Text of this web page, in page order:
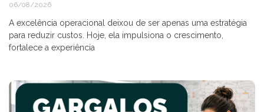
06/08/2026
A excelência operacional deixou de ser apenas uma estratégia
para reduzir custos. Hoje, ela impulsiona o crescimento,
fortalece a experiência